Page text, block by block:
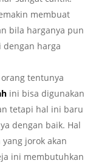
membuat
bila harganya pun
harga
tentunya
ini bisa digunakan
tetapi hal ini baru
dengan baik. Hal
jorok akan
ini membutuhkan